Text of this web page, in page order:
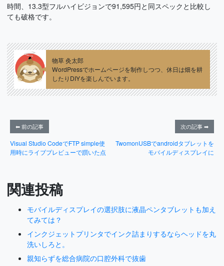
時間、13.3型フルハイビジョンで91,595円と同スペックと比較し
ても破格です。
物草 灸太郎
WordPressでホームページを制作しつつ、休日は畑を耕
したりDIYを楽しんでいます。
⬅ 前の記事
Visual Studio CodeでFTP simple使
用時にライブプレビューで躓いた点
次の記事 ➡
TwomonUSBでandroidタブレットを
モバイルディスプレイに
関連投稿
モバイルディスプレイの選択肢に液晶ペンタブレットも加え
てみては？
インクジェットプリンタでインク詰まりするならヘッドを丸
洗いしろと。
親知らずを総合病院の口腔外科で抜歯